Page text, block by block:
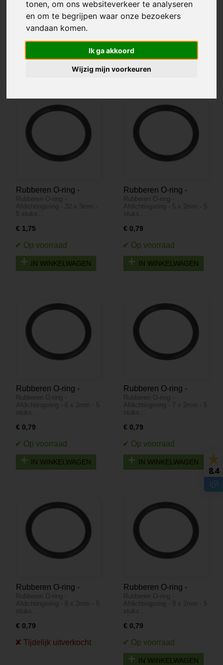
tonen, om ons websiteverkeer te analyseren
en om te begrijpen waar onze bezoekers
vandaan komen.
Ik ga akkoord
Wijzig mijn voorkeuren
Het creëren van sluitingen
Schokdemping
Sorteer op:
Rubberen O-ring -
Afdichtingsring - 32 x
3mm - 5 stuks
Rubberen O-ring -
Afdichtingsring - 32 x 3mm -
5 stuks…
€ 1,75
IN WINKELWAGEN
Rubberen O-ring -
Afdichtingsring - 5 x
2mm - 5 stuks
Rubberen O-ring -
Afdichtingsring - 5 x 2mm - 5
stuks…
€ 0,79
IN WINKELWAGEN
Rubberen O-ring -
Afdichtingsring - 6 x
2mm - 5 stuks
Rubberen O-ring -
Afdichtingsring - 6 x 2mm - 5
stuks…
€ 0,79
IN WINKELWAGEN
Rubberen O-ring -
Afdichtingsring - 7 x
2mm - 5 stuks
Rubberen O-ring -
Afdichtingsring - 7 x 2mm - 5
stuks…
€ 0,79
IN WINKELWAGEN
Rubberen O-ring -
Afdichtingsring - 8 x
2mm - 5 stuks
Rubberen O-ring -
Afdichtingsring - 8 x 2mm - 5
stuks…
€ 0,79
Rubberen O-ring -
Afdichtingsring - 9 x
2mm - 5 stuks
Rubberen O-ring -
Afdichtingsring - 9 x 2mm - 5
stuks…
€ 0,79
IN WINKELWAGEN
8.4